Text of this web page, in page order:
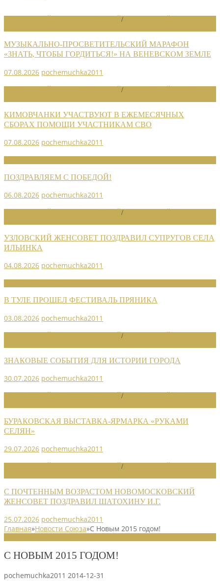
/
МУЗЫКАЛЬНО-ПРОСВЕТИТЕЛЬСКИЙ МАРАФОН
«ЗНАТЬ, ЧТОБЫ ГОРДИТЬСЯ!» НА ВЕНЕВСКОМ ЗЕМЛЕ
07.08.2026 pochemuchka2011
/
КИМОВЧАНКИ УЧАСТВУЮТ В ЕЖЕМЕСЯЧНЫХ
СБОРАХ ПОМОЩИ УЧАСТНИКАМ СВО
07.08.2026 pochemuchka2011
ПОЗДРАВЛЯЕМ С ПОБЕДОЙ!
06.08.2026 pochemuchka2011
/
УЗЛОВСКИЙ ЖЕНСОВЕТ ПОЗДРАВИЛ СУПРУГОВ СЕЛА
ИЛЬИНКА
04.08.2026 pochemuchka2011
В ТУЛЕ ПРОШЕЛ ФЕСТИВАЛЬ ПРЯНИКА
03.08.2026 pochemuchka2011
/
ЗНАКОВЫЕ СОБЫТИЯ ДЛЯ ИСТОРИИ ГОРОДА
30.07.2026 pochemuchka2011
/
БУРАКОВСКАЯ ВЫСТАВКА-ЯРМАРКА «РУКАМИ
СЕЛЯН»
29.07.2026 pochemuchka2011
/
С ПОЧТЕННЫМ ВОЗРАСТОМ НОВОМОСКОВСКИЙ
ЖЕНСОВЕТ ПОЗДРАВИЛ ШАТОХИНУ И.Г.
25.07.2026 pochemuchka2011
Главная»Новости Союза»С Новым 2015 годом!
С НОВЫМ 2015 ГОДОМ!
pochemuchka2011 2014-12-31